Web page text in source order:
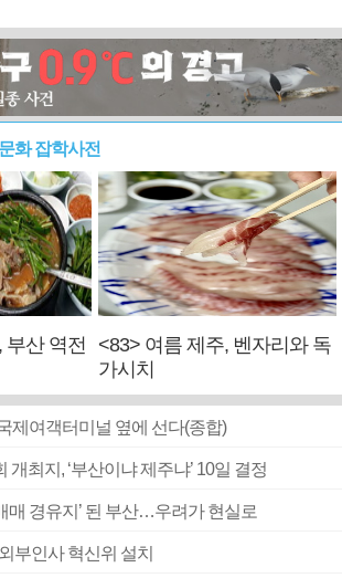
화 잡학사전
부산 역전
<83> 여름 제주, 벤자리와 독
가시치
제여객터미널 옆에 선다(종합)
개최지, ‘부산이냐 제주냐’ 10일 결정
매 경유지’ 된 부산…우려가 현실로
부인사 혁신위 설치